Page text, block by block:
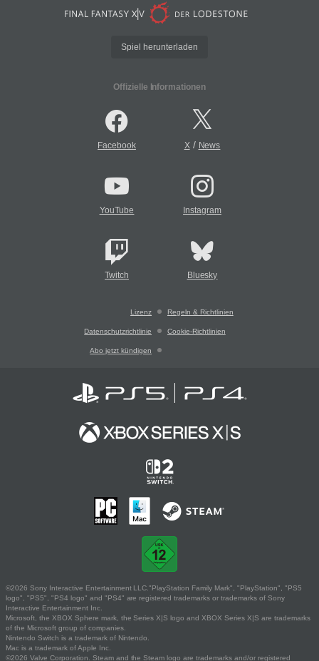
Spiel herunterladen
Offizielle Informationen
Facebook X/ News
YouTube Instagram
Twitch Bluesky
Lizenz Regeln & Richtlinien
Datenschutzrichtlinie Cookie-Richtlinien
Abo jetzt kündigen
©2026 Sony Interactive Entertainment LLC."PlayStation Family Mark", "PlayStation", "PS5
logo", "PS5", "PS4 logo" and "PS4" are registered trademarks or trademarks of Sony
Interactive Entertainment Inc.
Microsoft, the XBOX Sphere mark, the Series X|S logo and XBOX Series X|S are trademarks
of the Microsoft group of companies.
Nintendo Switch is a trademark of Nintendo.
Mac is a trademark of Apple Inc.
©2026 Valve Corporation. Steam and the Steam logo are trademarks and/or registered